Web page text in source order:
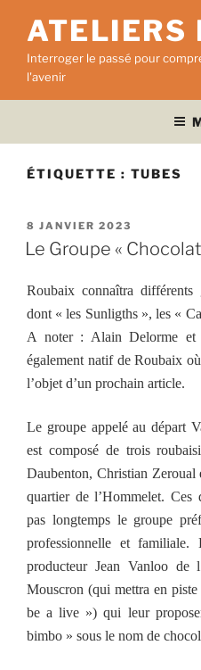
contenu
principal
ATELIERS
Interroger le passé pour
l'avenir
ÉTIQUETTE : TUBES
PUBLIÉ
LE
8 JANVIER 2023
Le Groupe «
Roubaix connaîtra différents
dont « les Sunligths », les «
A noter : Alain Delorme et
également natif de Roubaix
l’objet d’un prochain article.
Le groupe appelé au départ
est composé de trois
Daubenton, Christian
quartier de l’Hommelet. Ces
pas longtemps le groupe
professionnelle et
producteur Jean Vanloo de
Mouscron (qui mettra en
be a live ») qui leur
bimbo » sous le nom de